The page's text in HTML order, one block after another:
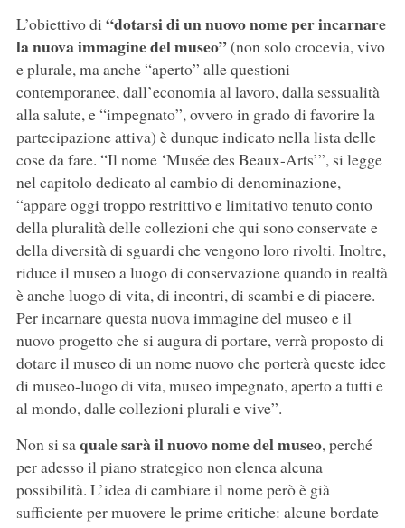
L’obiettivo di “dotarsi di un nuovo nome per incarnare
la nuova immagine del museo”(non solo crocevia, vivo
e plurale, ma anche “aperto” alle questioni
contemporanee, dall’economia al lavoro, dalla sessualità
alla salute, e “impegnato”, ovvero in grado di favorire la
partecipazione attiva) è dunque indicato nella lista delle
cose da fare. “Il nome ‘Musée des Beaux-Arts’”, si legge
nel capitolo dedicato al cambio di denominazione,
“appare oggi troppo restrittivo e limitativo tenuto conto
della pluralità delle collezioni che qui sono conservate e
della diversità di sguardi che vengono loro rivolti. Inoltre,
riduce il museo a luogo di conservazione quando in realtà
è anche luogo di vita, di incontri, di scambi e di piacere.
Per incarnare questa nuova immagine del museo e il
nuovo progetto che si augura di portare, verrà proposto di
dotare il museo di un nome nuovo che porterà queste idee
di museo-luogo di vita, museo impegnato, aperto a tutti e
al mondo, dalle collezioni plurali e vive”.
Non si saquale sarà il nuovo nome del museo, perché
per adesso il piano strategico non elenca alcuna
possibilità. L’idea di cambiare il nome però è già
sufficiente per muovere le prime critiche: alcune bordate